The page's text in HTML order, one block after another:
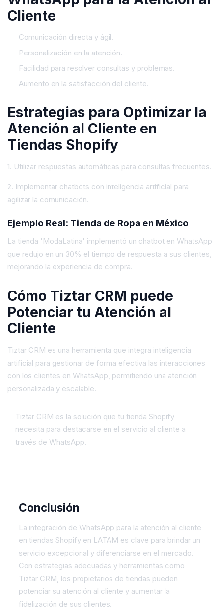
Cliente
Comunicación directa y ágil.
Personalización en la atención.
Facilidad para resolver consultas y problemas.
Aumento en la satisfacción del cliente.
Estrategias para Optimizar la
Atención al Cliente en
Tiendas Shopify
1. Utilizar respuestas automáticas para consultas frecuentes.
2. Implementar chatbots con inteligencia artificial para
agilizar la comunicación.
Ejemplo Real: Tienda de Ropa en México
La tienda 'ModaLatina' implementó un chatbot en WhatsApp
que redujo en un 30% el tiempo de respuesta a sus clientes,
mejorando la experiencia de compra.
Cómo Tiztar CRM puede
Potenciar tu Atención al
Cliente
Tiztar CRM es una herramienta que integra inteligencia
artificial para gestionar de forma efectiva las interacciones
con los clientes en WhatsApp, permitiendo una atención
personalizada y escalable.
Tiztar CRM es la solución que tu tienda Shopify
necesita para destacarse en el servicio al cliente a
través de WhatsApp.
Conclusión
La integración de WhatsApp para la atención al cliente
en tiendas Shopify en LATAM es clave para brindar un
servicio excepcional y diferenciarse en el mercado.
Con estrategias adecuadas y herramientas como
Tiztar CRM, los propietarios de tiendas pueden
potenciar su atención al cliente y aumentar la
fidelización de sus clientes.